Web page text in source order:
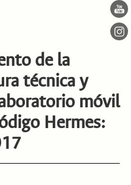
de la
técnica y
móvil
Hermes: